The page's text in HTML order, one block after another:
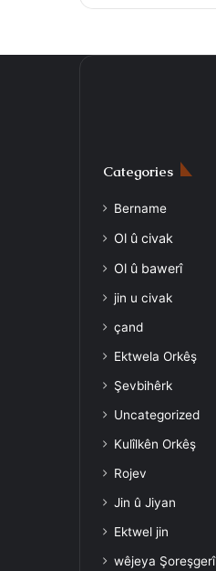
Categories
Bername
Ol û civak
Ol û bawerî
jin u civak
çand
Ektwela Orkêş
Şevbihêrk
Uncategorized
Kulîlkên Orkêş
Rojev
Jin û Jiyan
Ektwel jin
wêjeya Şoreşgerî